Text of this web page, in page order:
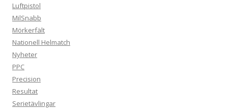
Luftpistol
MilSnabb
Mörkerfält
Nationell Helmatch
Nyheter
PPC
Precision
Resultat
Serietävlingar